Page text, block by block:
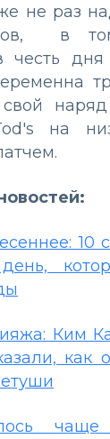
не раз
в
честь дня
на
10
Ким
как
чаще